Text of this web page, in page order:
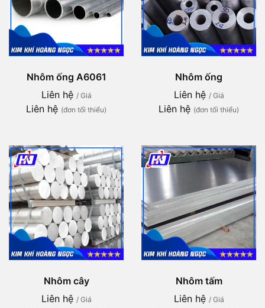
Nhôm ống A6061
Liên hệ / Giá
Liên hệ (đơn tối thiểu)
Nhôm ống
Liên hệ / Giá
Liên hệ (đơn tối thiểu)
Nhôm cây
Liên hệ / Giá
Nhôm tấm
Liên hệ / Giá